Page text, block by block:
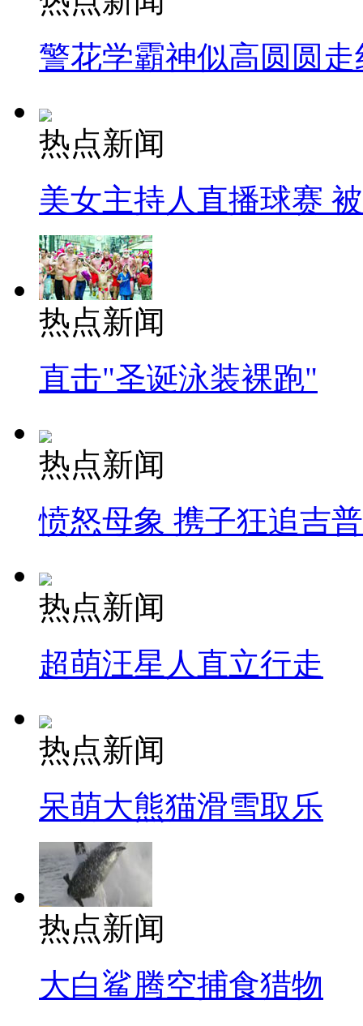
警花学霸神似高圆圆走
热点新闻
美女主持人直播球赛
热点新闻
直击"圣诞泳装裸跑"
热点新闻
愤怒母象 携子狂追吉
热点新闻
超萌汪星人直立行走
热点新闻
呆萌大熊猫滑雪取乐
热点新闻
大白鲨腾空捕食猎物